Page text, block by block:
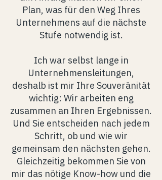
nicht systematisch und strukturiert
Nachfolge oder Übergabe ist das
Traumszenario, aber bisher führt kein
Weg dahin.
Plan, was für den Weg Ihres
Unternehmens auf die nächste
Stufe notwendig ist.
Ich war selbst lange in
Unternehmensleitungen,
deshalb ist mir Ihre Souveränität
wichtig: Wir arbeiten eng
zusammen an Ihren Ergebnissen.
Und Sie entscheiden nach jedem
Schritt, ob und wie wir
gemeinsam den nächsten gehen.
Gleichzeitig bekommen Sie von
mir das nötige Know-how und die